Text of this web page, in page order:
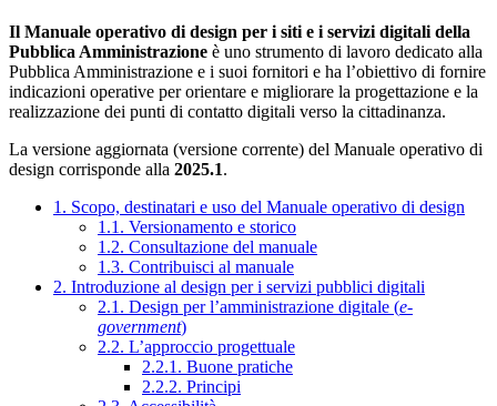
Il Manuale operativo di design per i siti e i servizi digitali della
Pubblica Amministrazione è uno strumento di lavoro dedicato alla
Pubblica Amministrazione e i suoi fornitori e ha l’obiettivo di fornire
indicazioni operative per orientare e migliorare la progettazione e la
realizzazione dei punti di contatto digitali verso la cittadinanza.
La versione aggiornata (versione corrente) del Manuale operativo di
design corrisponde alla 2025.1.
1. Scopo, destinatari e uso del Manuale operativo di design
1.1. Versionamento e storico
1.2. Consultazione del manuale
1.3. Contribuisci al manuale
2. Introduzione al design per i servizi pubblici digitali
2.1. Design per l’amministrazione digitale (e-
government)
2.2. L’approccio progettuale
2.2.1. Buone pratiche
2.2.2. Principi